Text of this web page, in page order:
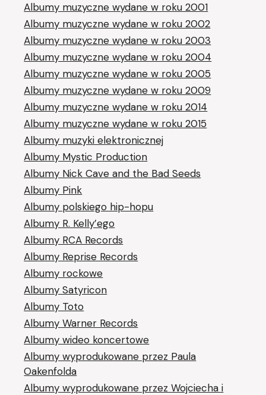
Albumy muzyczne wydane w roku 2001
Albumy muzyczne wydane w roku 2002
Albumy muzyczne wydane w roku 2003
Albumy muzyczne wydane w roku 2004
Albumy muzyczne wydane w roku 2005
Albumy muzyczne wydane w roku 2009
Albumy muzyczne wydane w roku 2014
Albumy muzyczne wydane w roku 2015
Albumy muzyki elektronicznej
Albumy Mystic Production
Albumy Nick Cave and the Bad Seeds
Albumy Pink
Albumy polskiego hip-hopu
Albumy R. Kelly’ego
Albumy RCA Records
Albumy Reprise Records
Albumy rockowe
Albumy Satyricon
Albumy Toto
Albumy Warner Records
Albumy wideo koncertowe
Albumy wyprodukowane przez Paula
Oakenfolda
Albumy wyprodukowane przez Wojciecha i